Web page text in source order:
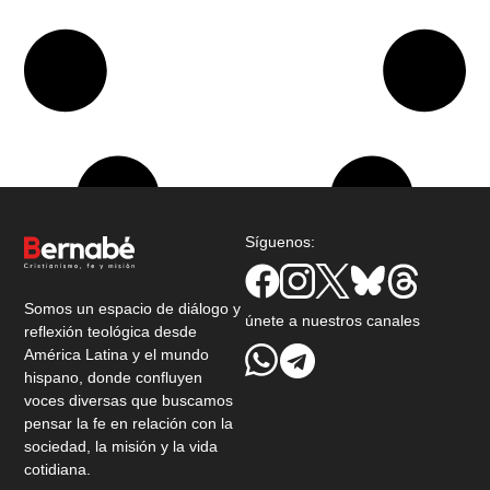
Somos un espacio de diálogo y
reflexión teológica desde
América Latina y el mundo
hispano, donde confluyen
voces diversas que buscamos
pensar la fe en relación con la
sociedad, la misión y la vida
cotidiana.
Síguenos:
únete a nuestros canales